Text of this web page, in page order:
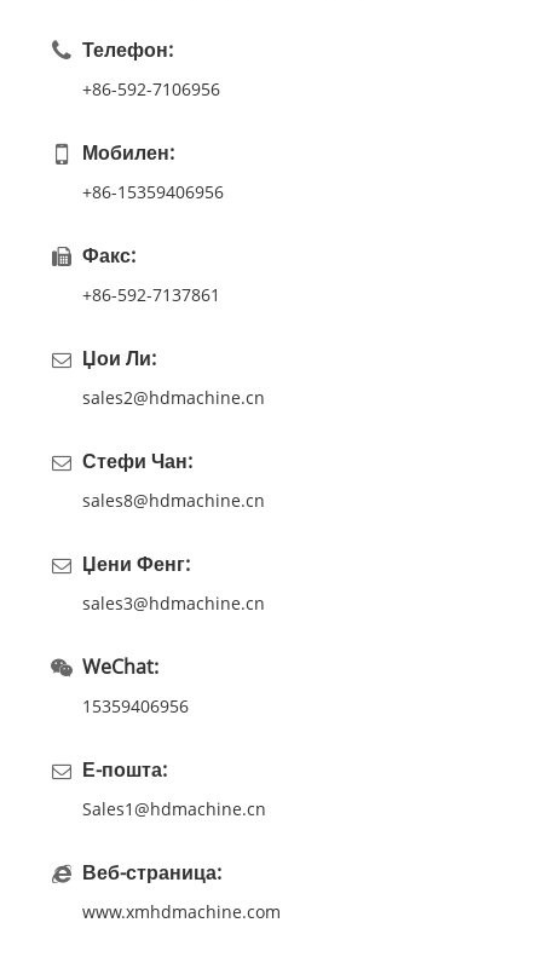
Телефон:
+86-592-7106956
Мобилен:
+86-15359406956
Факс:
+86-592-7137861
Џои Ли:
sales2@hdmachine.cn
Стефи Чан:
sales8@hdmachine.cn
Џени Фенг:
sales3@hdmachine.cn
WeChat:
15359406956
Е-пошта:
Sales1@hdmachine.cn
Веб-страница:
www.xmhdmachine.com